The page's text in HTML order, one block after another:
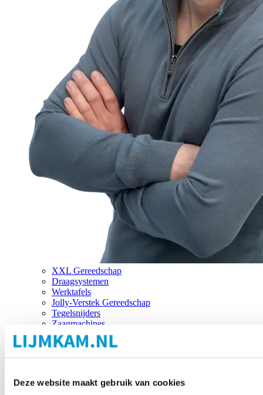
Deze website maakt gebruik van cookies
XXL Gereedschap
Draagsystemen
Werktafels
Jolly-Verstek Gereedschap
Tegelsnijders
Zaagmachines
Merken